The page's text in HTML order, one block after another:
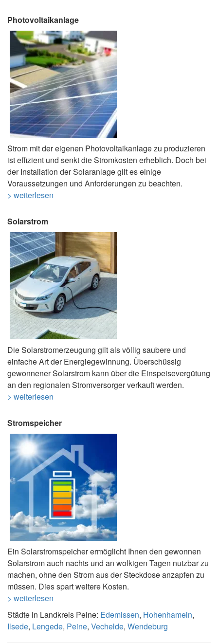
Photovoltaikanlage
Strom mit der eigenen Photovoltaikanlage zu produzieren
ist effizient und senkt die Stromkosten erheblich. Doch bei
der Installation der Solaranlage gilt es einige
Voraussetzungen und Anforderungen zu beachten.
> weiterlesen
Solarstrom
Die Solarstromerzeugung gilt als völlig saubere und
einfache Art der Energiegewinnung. Überschüssig
gewonnener Solarstrom kann über die Einspeisevergütung
an den regionalen Stromversorger verkauft werden.
> weiterlesen
Stromspeicher
Ein Solarstromspeicher ermöglicht Ihnen den gewonnen
Solarstrom auch nachts und an wolkigen Tagen nutzbar zu
machen, ohne den Strom aus der Steckdose anzapfen zu
müssen. Dies spart weitere Kosten.
> weiterlesen
Städte in Landkreis Peine: Edemissen, Hohenhameln,
Ilsede, Lengede, Peine, Vechelde, Wendeburg